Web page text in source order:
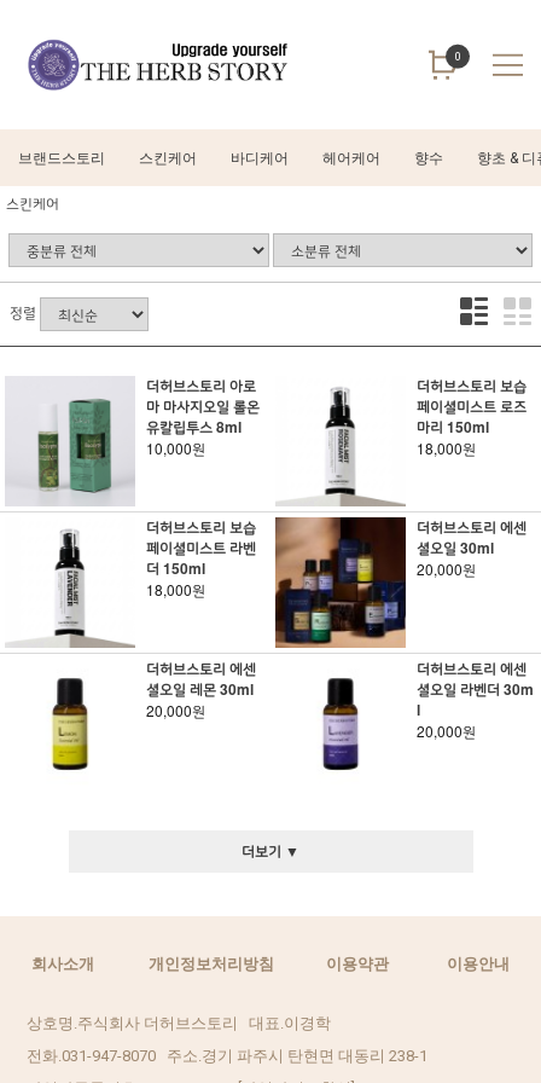
0
브랜드스토리 스킨케어 바디케어 헤어케어 향수 향초 & 디
스킨케어
정렬
더허브스토리 아로
마 마사지오일 롤온
유칼립투스 8ml
10,000원
더허브스토리 보습
페이셜미스트 로즈
마리 150ml
18,000원
더허브스토리 보습
페이셜미스트 라벤
더 150ml
18,000원
더허브스토리 에센
셜오일 30ml
20,000원
더허브스토리 에센
셜오일 레몬 30ml
20,000원
더허브스토리 에센
셜오일 라벤더 30m
l
20,000원
더보기 ▼
회사소개 개인정보처리방침 이용약관 이용안내
상호명.주식회사 더허브스토리 대표.이경학
전화.031-947-8070 주소.경기 파주시 탄현면 대동리 238-1